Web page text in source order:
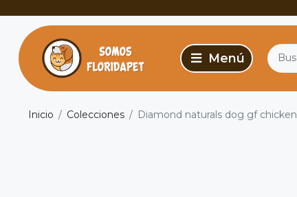
Inicio Colecciones Diamond naturals dog gf chicken